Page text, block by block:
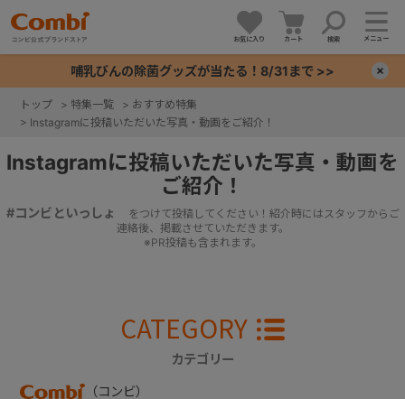
お気に入り カート 検索 メニュー
哺乳びんの除菌グッズが当たる！8/31まで >>
トップ > 特集一覧 > おすすめ特集
> Instagramに投稿いただいた写真・動画をご紹介！
Instagramに投稿いただいた写真・動画を
ご紹介！
#コンビといっしょ
をつけて投稿してください！紹介時にはスタッフからご
連絡後、掲載させていただきます。
※PR投稿も含まれます。
CATEGORY
カテゴリー
（コンビ）